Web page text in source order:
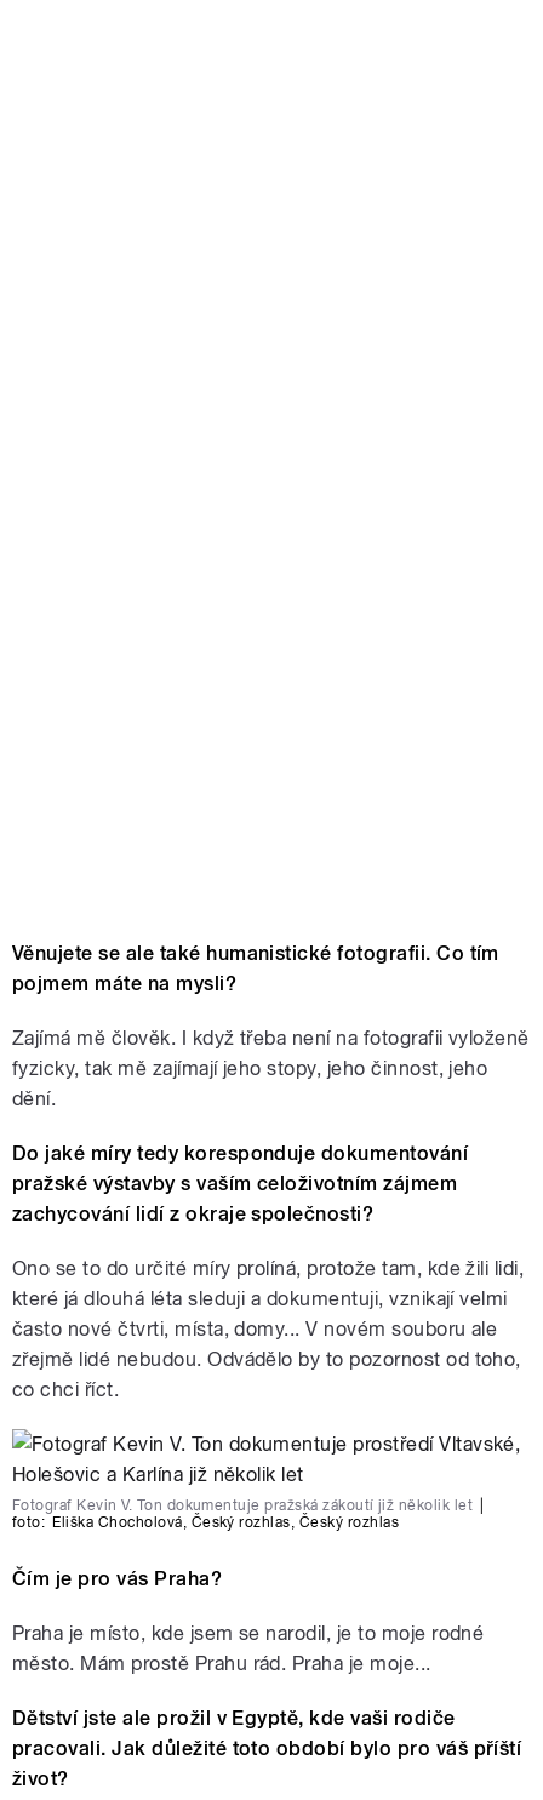
Věnujete se ale také humanistické fotografii. Co tím
pojmem máte na mysli?
Zajímá mě člověk. I když třeba není na fotografii vyloženě
fyzicky, tak mě zajímají jeho stopy, jeho činnost, jeho
dění.
Do jaké míry tedy koresponduje dokumentování
pražské výstavby s vaším celoživotním zájmem
zachycování lidí z okraje společnosti?
Ono se to do určité míry prolíná, protože tam, kde žili lidi,
které já dlouhá léta sleduji a dokumentuji, vznikají velmi
často nové čtvrti, místa, domy... V novém souboru ale
zřejmě lidé nebudou. Odvádělo by to pozornost od toho,
co chci říct.
Fotograf Kevin V. Ton dokumentuje pražská zákoutí již několik let
foto: Eliška Chocholová Český rozhlas Český rozhlas
Čím je pro vás Praha?
Praha je místo, kde jsem se narodil, je to moje rodné
město. Mám prostě Prahu rád. Praha je moje...
Dětství jste ale prožil v Egyptě, kde vaši rodiče
pracovali. Jak důležité toto období bylo pro váš příští
život?